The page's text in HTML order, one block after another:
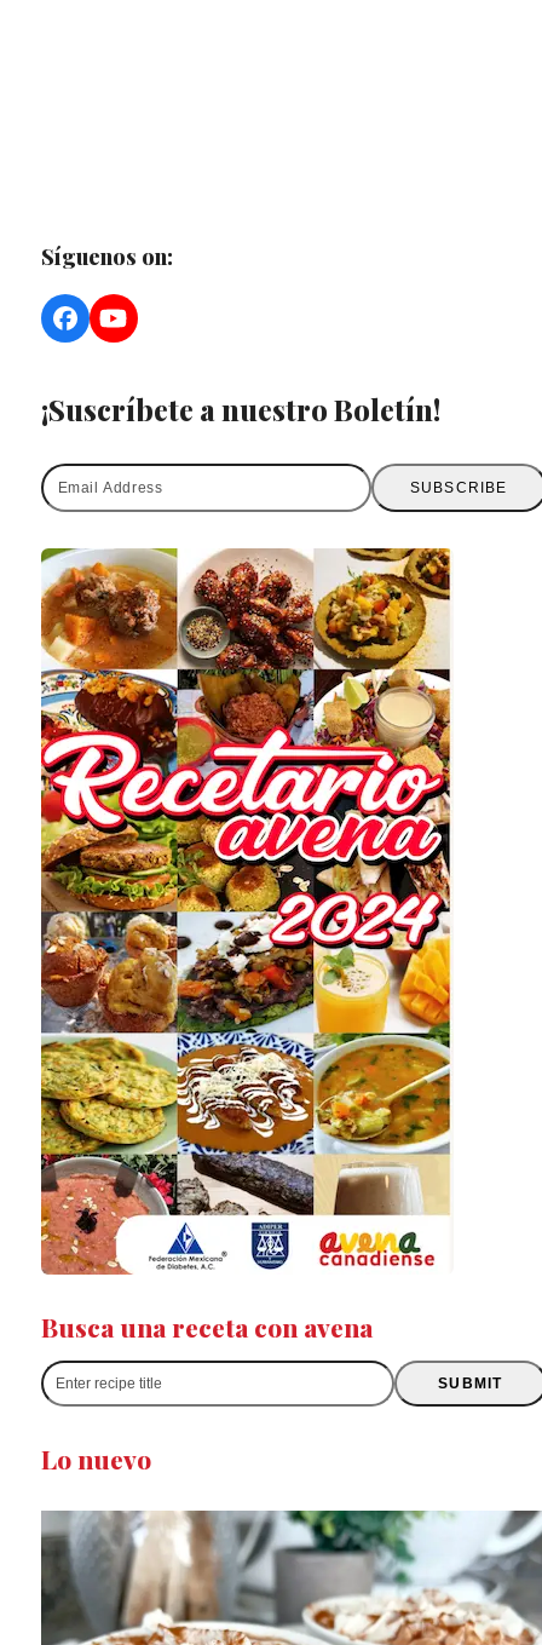
Síguenos on:
Facebook
YouTube
¡Suscríbete a nuestro Boletín!
Email
Address
SUBSCRIBE
Busca una receta con avena
Enter
recipe
SUBMIT
Lo nuevo